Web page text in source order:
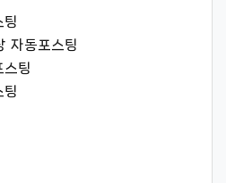
팅
자동포스팅
스팅
팅